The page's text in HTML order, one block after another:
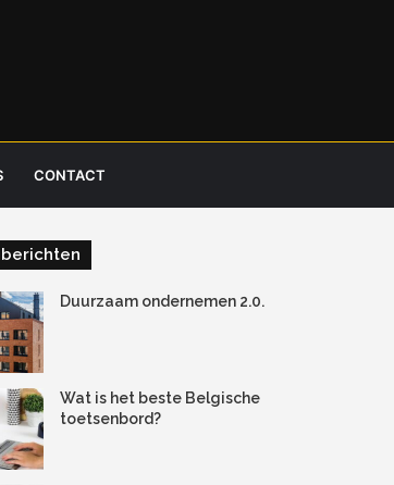
CONTACT
Duurzaam ondernemen 2.0.
Wat is het beste Belgische
toetsenbord?